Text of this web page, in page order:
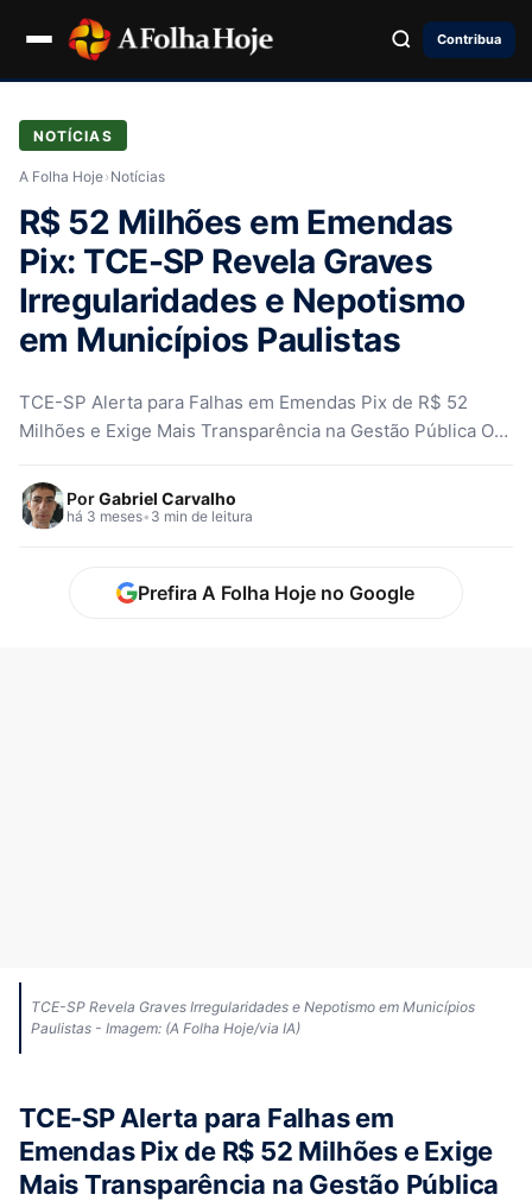
Contribua
NOTÍCIAS
A Folha Hoje› Notícias
R$ 52 Milhões em Emendas
Pix: TCE-SP Revela Graves
Irregularidades e Nepotismo
em Municípios Paulistas
TCE-SP Alerta para Falhas em Emendas Pix de R$ 52
Milhões e Exige Mais Transparência na Gestão Pública O
PorGabriel Carvalho
há 3 meses• 3 min de leitura
Prefira A Folha Hoje no Google
TCE-SP Revela Graves Irregularidades e Nepotismo em Municípios
Paulistas - Imagem: (A Folha Hoje/via IA)
TCE-SP Alerta para Falhas em
Emendas Pix de R$ 52 Milhões e Exige
Mais Transparência na Gestão Pública